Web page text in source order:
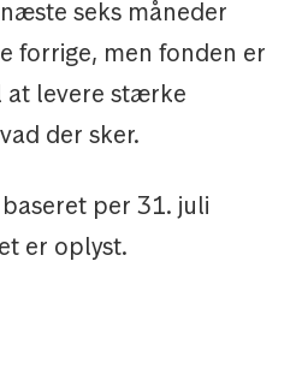
seks måneder
forrige, men fonden er
levere stærke
der sker.
per 31. juli
er oplyst.